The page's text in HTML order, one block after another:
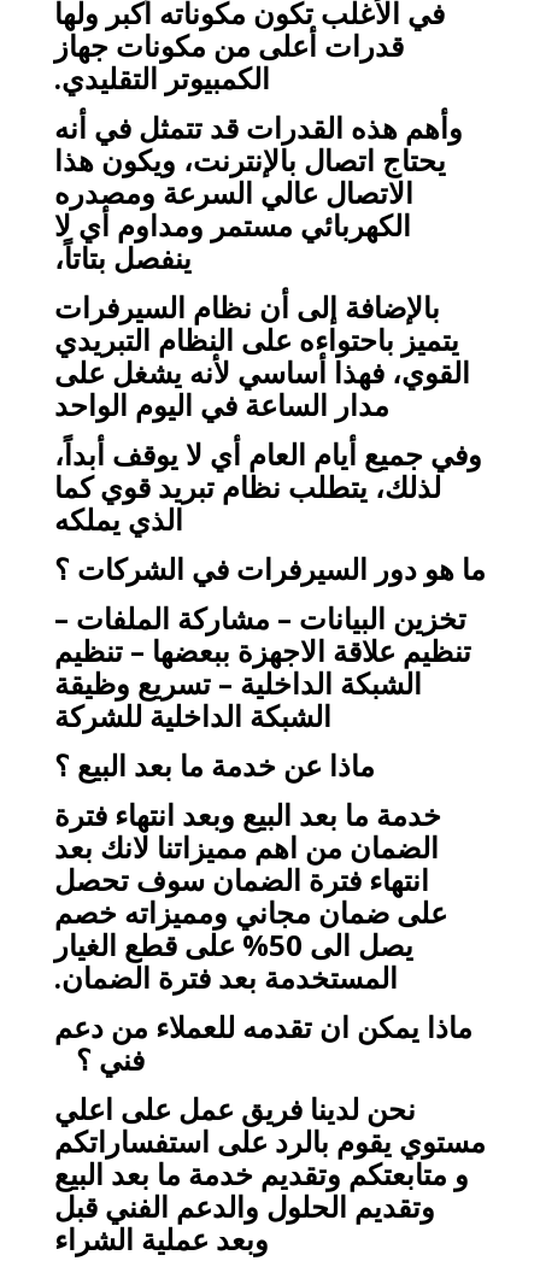
في الأغلب تكون مكوناته أكبر ولها
قدرات أعلى من مكونات جهاز
الكمبيوتر التقليدي.
وأهم هذه القدرات قد تتمثل في أنه
يحتاج اتصال بالإنترنت، ويكون هذا
الاتصال عالي السرعة ومصدره
الكهربائي مستمر ومداوم أي لا
ينفصل بتاتاً،
بالإضافة إلى أن نظام السيرفرات
يتميز باحتواءه على النظام التبريدي
القوي، فهذا أساسي لأنه يشغل على
مدار الساعة في اليوم الواحد
وفي جميع أيام العام أي لا يوقف أبداً،
لذلك، يتطلب نظام تبريد قوي كما
الذي يملكه
ما هو دور السيرفرات في الشركات ؟
تخزين البيانات – مشاركة الملفات –
تنظيم علاقة الاجهزة ببعضها – تنظيم
الشبكة الداخلية – تسريع وظيقة
الشبكة الداخلية للشركة
ماذا عن خدمة ما بعد البيع ؟
خدمة ما بعد البيع وبعد انتهاء فترة
الضمان من اهم مميزاتنا لانك بعد
انتهاء فترة الضمان سوف تحصل
على ضمان مجاني ومميزاته خصم
يصل الى 50% على قطع الغيار
المستخدمة بعد فترة الضمان.
ماذا يمكن ان تقدمه للعملاء من دعم
فني ؟
نحن لدينا فريق عمل على اعلي
مستوي يقوم بالرد على استفساراتكم
و متابعتكم وتقديم خدمة ما بعد البيع
وتقديم الحلول والدعم الفني قبل
وبعد عملية الشراء